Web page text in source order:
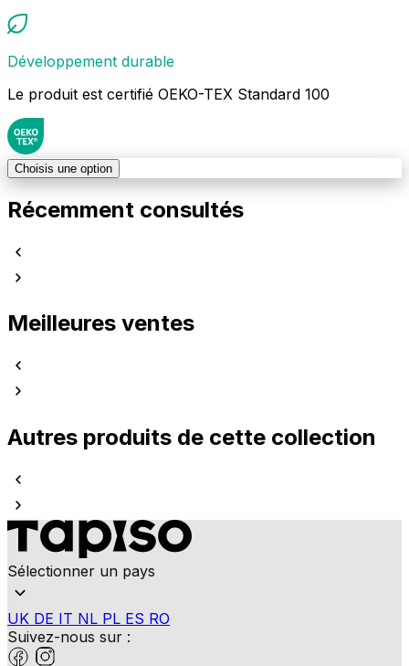
Développement durable
Le produit est certifié OEKO-TEX Standard 100
Choisis une option
Récemment consultés
Meilleures ventes
Autres produits de cette collection
Sélectionner un pays
UK DE IT NL PL ES RO
Suivez-nous sur :